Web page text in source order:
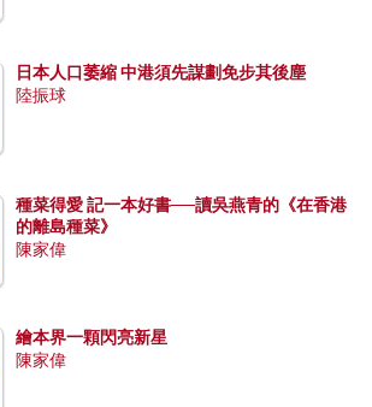
日本人口萎縮 中港須先謀劃免步其後塵
陸振球
種菜得愛 記一本好書──讀吳燕青的《在香港
的離島種菜》
陳家偉
繪本界一顆閃亮新星
陳家偉